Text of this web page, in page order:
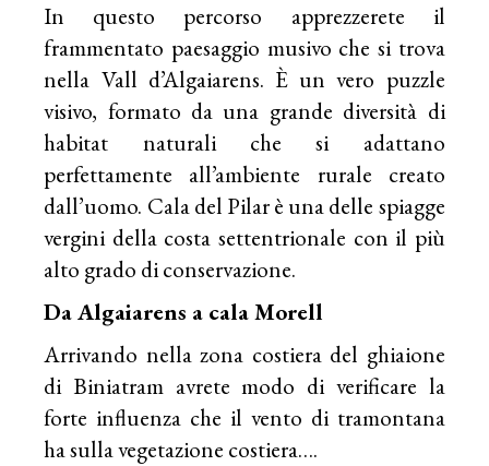
In questo percorso apprezzerete il
frammentato paesaggio musivo che si trova
nella Vall d’Algaiarens. È un vero puzzle
visivo, formato da una grande diversità di
habitat naturali che si adattano
perfettamente all’ambiente rurale creato
dall’uomo. Cala del Pilar è una delle spiagge
vergini della costa settentrionale con il più
alto grado di conservazione.
Da Algaiarens a cala Morell
Arrivando nella zona costiera del ghiaione
di Biniatram avrete modo di verificare la
forte influenza che il vento di tramontana
ha sulla vegetazione costiera….